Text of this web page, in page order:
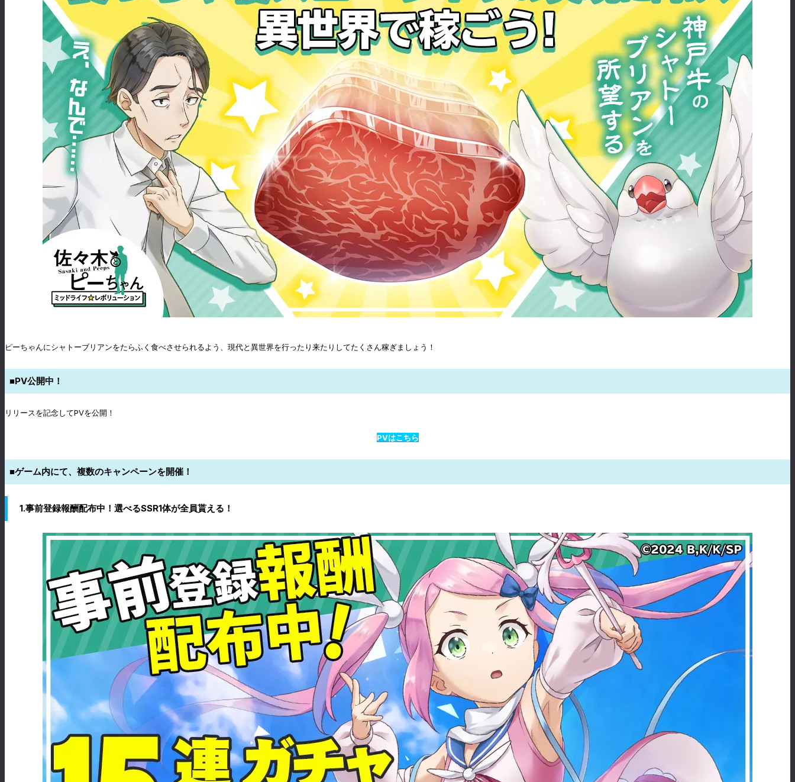
ピーちゃんにシャトーブリアンをたらふく食べさせられるよう、現代と異世界を行ったり来たりしてたくさん稼ぎましょう！
■PV公開中！
リリースを記念してPVを公開！
PVはこちら
■ゲーム内にて、複数のキャンペーンを開催！
1.事前登録報酬配布中！選べるSSR1体が全員貰える！